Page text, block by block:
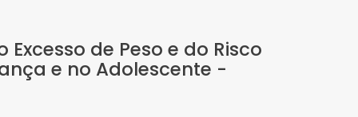
Excesso de Peso e do Risco
e no Adolescente -